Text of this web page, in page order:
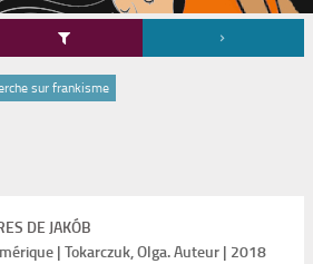
sur frankisme
DE JAKÓB
| Tokarczuk, Olga. Auteur | 2018